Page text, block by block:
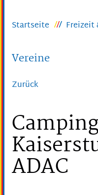
Startseite Freizeit
Vereine
Zurück
ADAC